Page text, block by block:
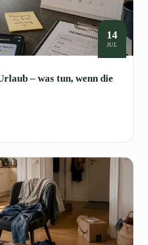
14
JUL
– was tun, wenn die